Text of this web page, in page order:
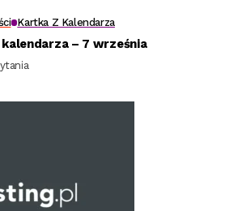
Kartka Z Kalendarza
– 7 września